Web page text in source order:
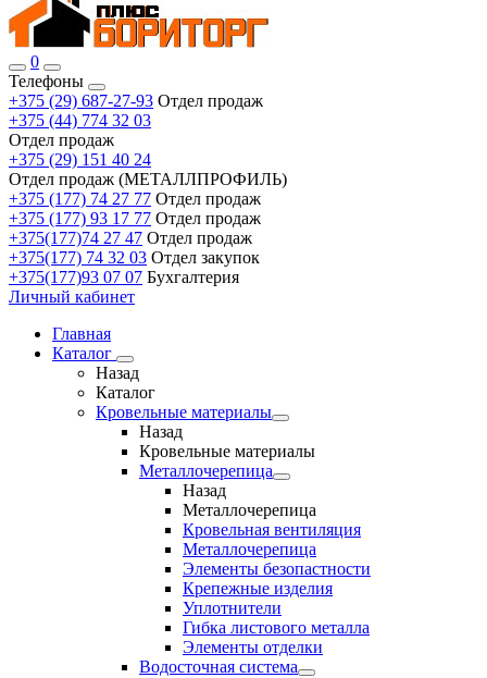
0
Телефоны
+375 (29) 687-27-93 Отдел продаж
+375 (44) 774 32 03
Отдел продаж
+375 (29) 151 40 24
Отдел продаж (МЕТАЛЛПРОФИЛЬ)
+375 (177) 74 27 77 Отдел продаж
+375 (177) 93 17 77 Отдел продаж
+375(177)74 27 47 Отдел продаж
+375(177) 74 32 03 Отдел закупок
+375(177)93 07 07 Бухгалтерия
Личный кабинет
Главная
Каталог
Назад
Каталог
Кровельные материалы
Назад
Кровельные материалы
Металлочерепица
Назад
Металлочерепица
Кровельная вентиляция
Металлочерепица
Элементы безопастности
Крепежные изделия
Уплотнители
Гибка листового металла
Элементы отделки
Водосточная система